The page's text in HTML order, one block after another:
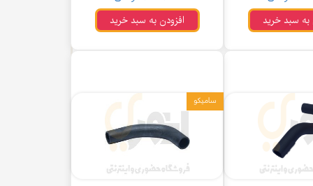
به سبد خرید افزودن به سبد خرید
سامیکو